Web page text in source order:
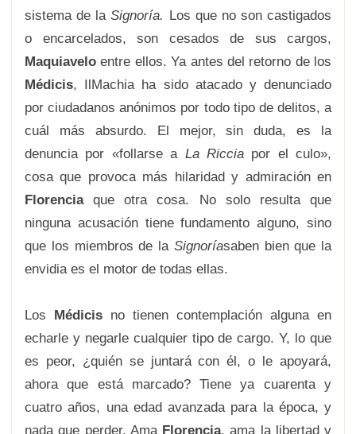
sistema de laSignoría. Los que no son castigados
o encarcelados, son cesados de sus cargos,
Maquiavelo entre ellos. Ya antes del retorno de los
Médicis, IlMachia ha sido atacado y denunciado
por ciudadanos anónimos por todo tipo de delitos, a
cuál más absurdo. El mejor, sin duda, es la
denuncia por «follarse a La Ricciapor el culo»,
cosa que provoca más hilaridad y admiración en
Florenciaque otra cosa. No solo resulta que
ninguna acusación tiene fundamento alguno, sino
que los miembros de la Signoríasaben bien que la
envidia es el motor de todas ellas.
Los Médicis no tienen contemplación alguna en
echarle y negarle cualquier tipo de cargo. Y, lo que
es peor, ¿quién se juntará con él, o le apoyará,
ahora que está marcado? Tiene ya cuarenta y
cuatro años, una edad avanzada para la época, y
nada que perder. Ama Florencia, ama la libertad y